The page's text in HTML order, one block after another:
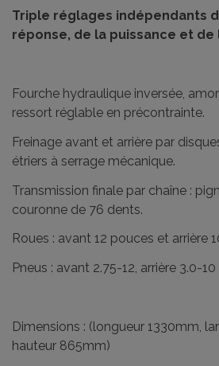
Triple réglages indépendants
réponse, de la puissance et de
Fourche hydraulique inversée,
ressort réglable en précontrainte.
Freinage avant et arrière par
étriers à serrage mécanique.
Transmission finale par chaîne :
couronne de 76 dents.
Roues : avant 12 pouces et arrière
Pneus : avant 2.75-12, arrière 3.0-10
Dimensions : (longueur 1330mm,
hauteur 865mm)